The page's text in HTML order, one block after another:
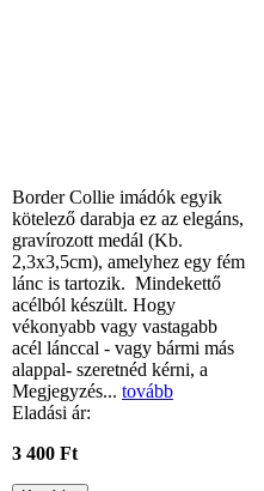
Border Collie imádók egyik
kötelező darabja ez az elegáns,
gravírozott medál (Kb.
2,3x3,5cm), amelyhez egy fém
lánc is tartozik. Mindekettő
acélból készült. Hogy
vékonyabb vagy vastagabb
acél lánccal - vagy bármi más
alappal- szeretnéd kérni, a
Megjegyzés... tovább
Eladási ár:
3 400 Ft